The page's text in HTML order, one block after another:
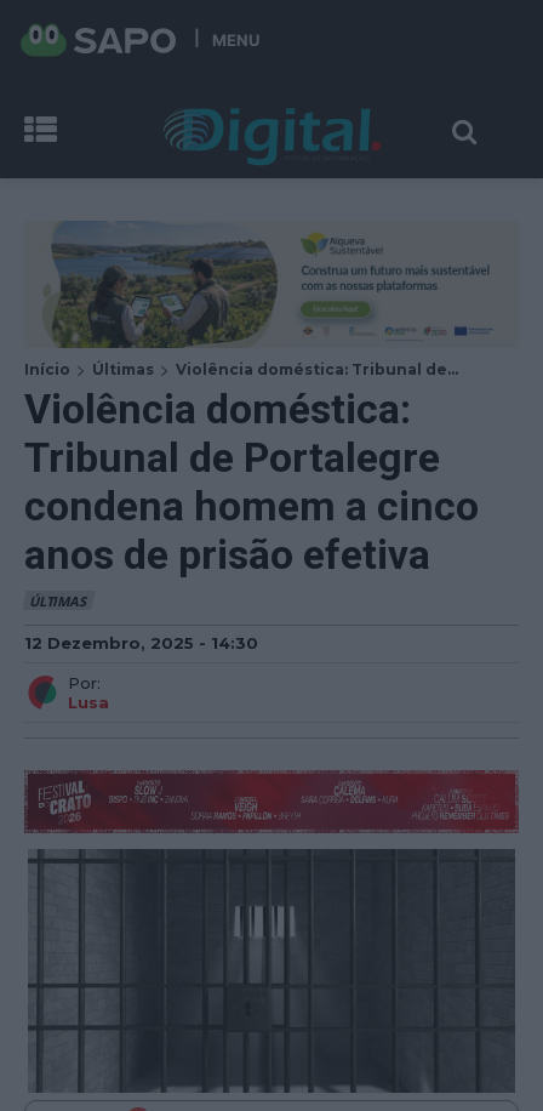
MENU
Início Últimas Violência doméstica: Tribunal de...
Violência doméstica:
Tribunal de Portalegre
condena homem a cinco
anos de prisão efetiva
ÚLTIMAS
12 Dezembro, 2025 - 14:30
Por:
Lusa